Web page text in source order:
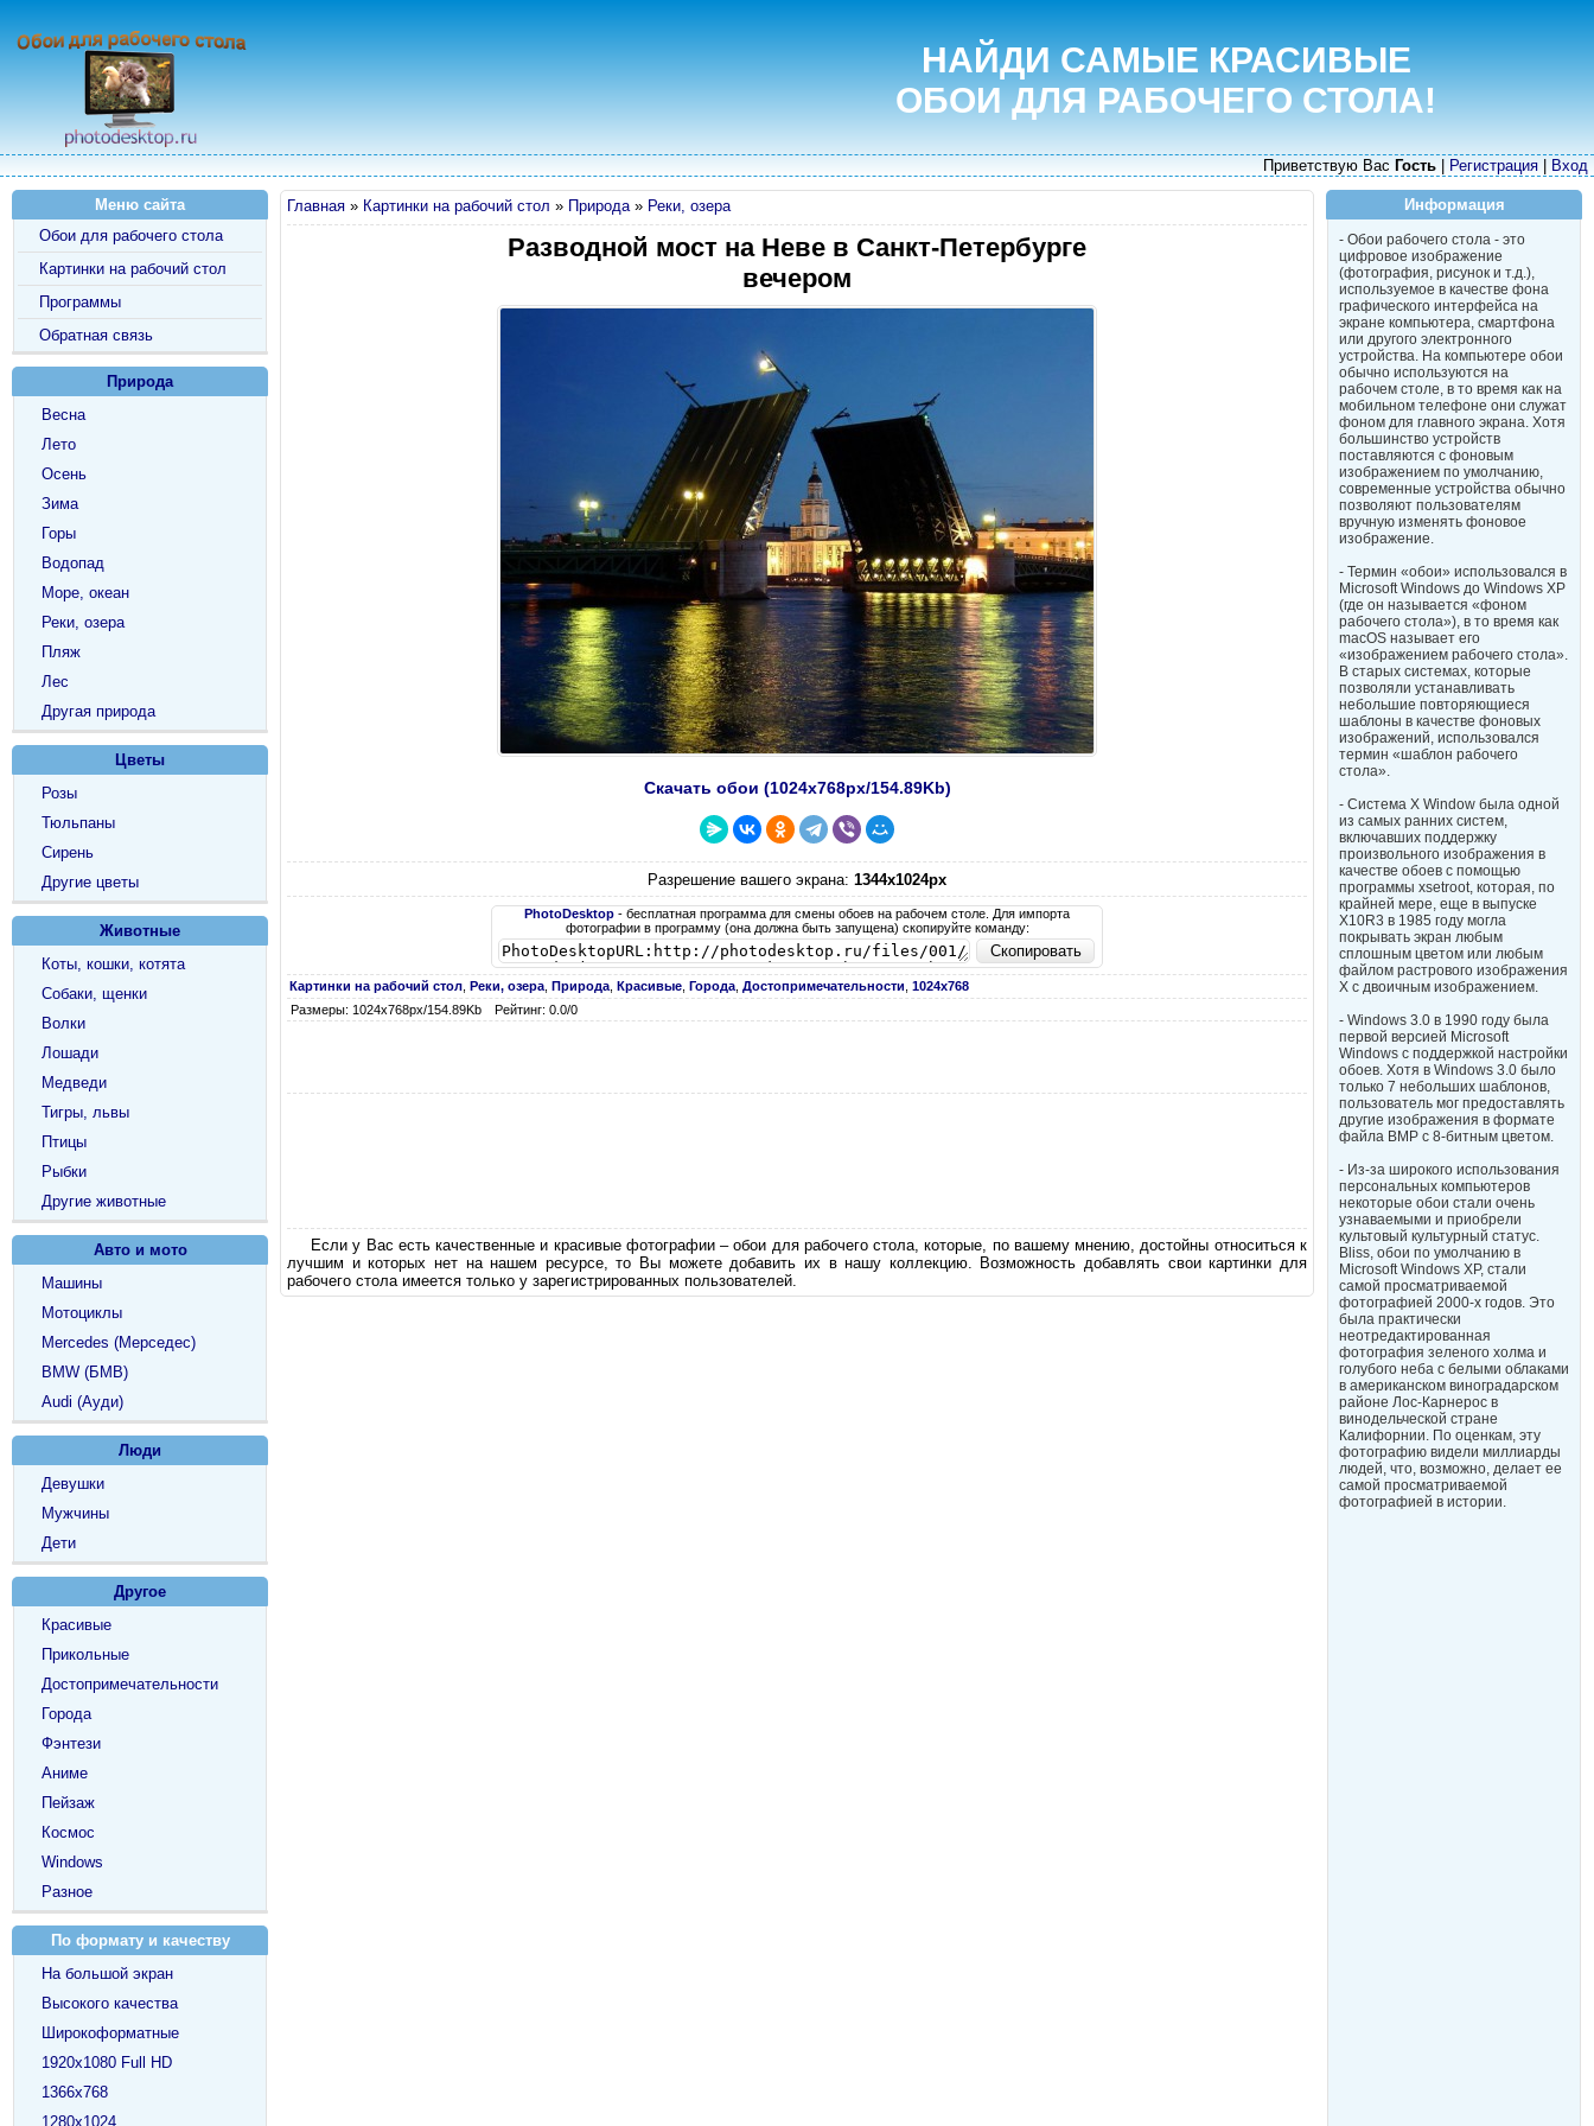
НАЙДИ САМЫЕ КРАСИВЫЕ
ОБОИ ДЛЯ РАБОЧЕГО СТОЛА!
Приветствую Вас Гость Регистрация Вход
Главная » Картинки на рабочий стол » Природа» Реки, озера
Разводной мост на Неве в Санкт-Петербурге
вечером
Скачать обои (1024х768px/154.89Kb)
Разрешение вашего экрана: 1344x1024px
PhotoDesktop - бесплатная программа для смены обоев на рабочем столе. Для импорта
фотографии в программу (она должна быть запущена) скопируйте команду:
Картинки на рабочий стол Реки, озера Природа Красивые Города Достопримечательности 1024х768
Размеры: 1024х768px/154.89Kb
Рейтинг: 0.0/0
Если у Вас есть качественные и красивые фотографии – обои для рабочего стола, которые, по вашему мнению, достойны относиться к
лучшим и которых нет на нашем ресурсе, то Вы можете добавить их в нашу коллекцию. Возможность добавлять свои картинки для
рабочего стола имеется только у зарегистрированных пользователей.
Меню сайта
Обои для рабочего стола
Картинки на рабочий стол
Программы
Обратная связь
Природа
Весна
Лето
Осень
Зима
Горы
Водопад
Море, океан
Реки, озера
Пляж
Лес
Другая природа
Цветы
Розы
Тюльпаны
Сирень
Другие цветы
Животные
Коты, кошки, котята
Собаки, щенки
Волки
Лошади
Медведи
Тигры, львы
Птицы
Рыбки
Другие животные
Авто и мото
Машины
Мотоциклы
Mercedes (Мерседес)
BMW (БМВ)
Audi (Ауди)
Люди
Девушки
Мужчины
Дети
Другое
Красивые
Прикольные
Достопримечательности
Города
Фэнтези
Аниме
Пейзаж
Космос
Windows
Разное
По формату и качеству
На большой экран
Высокого качества
Широкоформатные
1920х1080 Full HD
1366х768
1280х1024
Информация
- Обои рабочего стола - это
цифровое изображение
(фотография, рисунок и т.д.),
используемое в качестве фона
графического интерфейса на
экране компьютера, смартфона
или другого электронного
устройства. На компьютере обои
обычно используются на
рабочем столе, в то время как на
мобильном телефоне они служат
фоном для главного экрана. Хотя
большинство устройств
поставляются с фоновым
изображением по умолчанию,
современные устройства обычно
позволяют пользователям
вручную изменять фоновое
изображение.
- Термин «обои» использовался в
Microsoft Windows до Windows XP
(где он называется «фоном
рабочего стола»), в то время как
macOS называет его
«изображением рабочего стола».
В старых системах, которые
позволяли устанавливать
небольшие повторяющиеся
шаблоны в качестве фоновых
изображений, использовался
термин «шаблон рабочего
стола».
- Система X Window была одной
из самых ранних систем,
включавших поддержку
произвольного изображения в
качестве обоев с помощью
программы xsetroot, которая, по
крайней мере, еще в выпуске
X10R3 в 1985 году могла
покрывать экран любым
сплошным цветом или любым
файлом растрового изображения
X с двоичным изображением.
- Windows 3.0 в 1990 году была
первой версией Microsoft
Windows с поддержкой настройки
обоев. Хотя в Windows 3.0 было
только 7 небольших шаблонов,
пользователь мог предоставлять
другие изображения в формате
файла BMP с 8-битным цветом.
- Из-за широкого использования
персональных компьютеров
некоторые обои стали очень
узнаваемыми и приобрели
культовый культурный статус.
Bliss, обои по умолчанию в
Microsoft Windows XP, стали
самой просматриваемой
фотографией 2000-х годов. Это
была практически
неотредактированная
фотография зеленого холма и
голубого неба с белыми облаками
в американском виноградарском
районе Лос-Карнерос в
винодельческой стране
Калифорнии. По оценкам, эту
фотографию видели миллиарды
людей, что, возможно, делает ее
самой просматриваемой
фотографией в истории.